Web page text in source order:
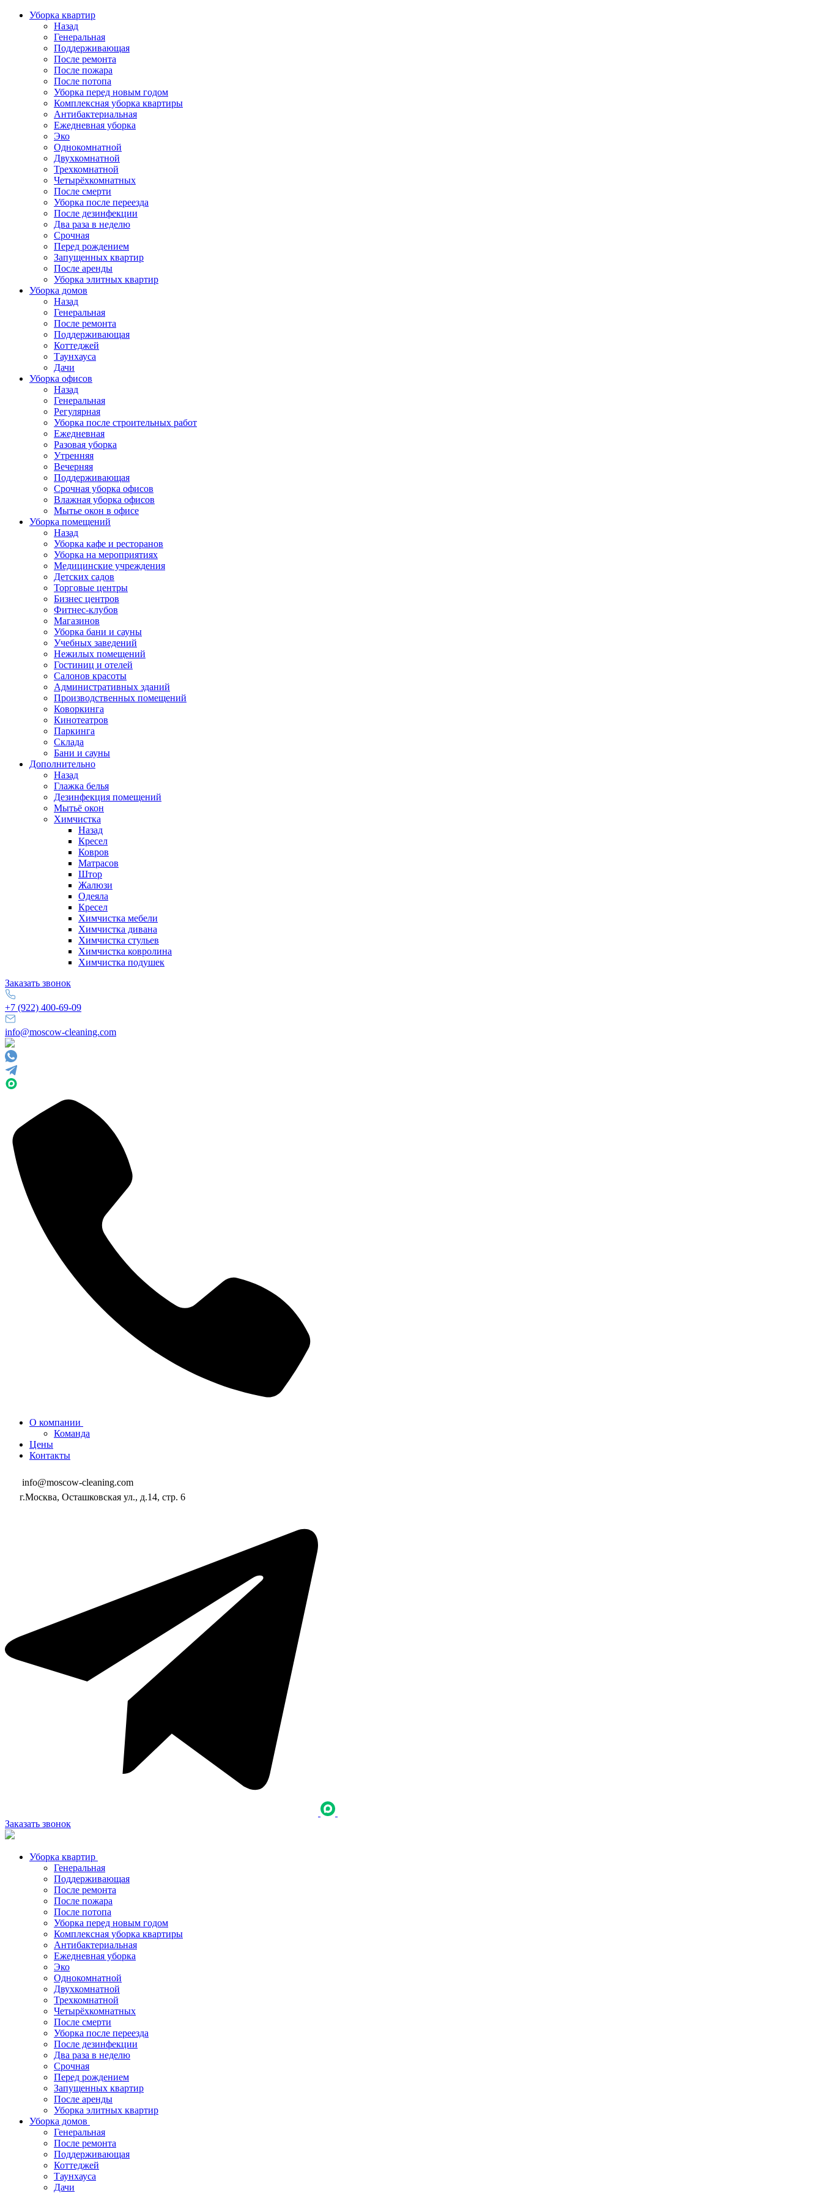
Уборка квартир
Назад
Генеральная
Поддерживающая
После ремонта
После пожара
После потопа
Уборка перед новым годом
Комплексная уборка квартиры
Антибактериальная
Ежедневная уборка
Эко
Однокомнатной
Двухкомнатной
Трехкомнатной
Четырёхкомнатных
После смерти
Уборка после переезда
После дезинфекции
Два раза в неделю
Срочная
Перед рождением
Запущенных квартир
После аренды
Уборка элитных квартир
Уборка домов
Назад
Генеральная
После ремонта
Поддерживающая
Коттеджей
Таунхауса
Дачи
Уборка офисов
Назад
Генеральная
Регулярная
Уборка после строительных работ
Ежедневная
Разовая уборка
Утренняя
Вечерняя
Поддерживающая
Срочная уборка офисов
Влажная уборка офисов
Мытье окон в офисе
Уборка помещений
Назад
Уборка кафе и ресторанов
Уборка на мероприятиях
Медицинские учреждения
Детских садов
Торговые центры
Бизнес центров
Фитнес-клубов
Магазинов
Уборка бани и сауны
Учебных заведений
Нежилых помещений
Гостиниц и отелей
Салонов красоты
Административных зданий
Производственных помещений
Коворкинга
Кинотеатров
Паркинга
Склада
Бани и сауны
Дополнительно
Назад
Глажка белья
Дезинфекция помещений
Мытьё окон
Химчистка
Назад
Кресел
Ковров
Матрасов
Штор
Жалюзи
Одеяла
Кресел
Химчистка мебели
Химчистка дивана
Химчистка стульев
Химчистка ковролина
Химчистка подушек
Заказать звонок
+7 (922) 400-69-09
info@moscow-cleaning.com
О компании
Команда
Цены
Контакты
info@moscow-cleaning.com
г.Москва, Осташковская ул., д.14, стр. 6
Заказать звонок
Уборка квартир
Генеральная
Поддерживающая
После ремонта
После пожара
После потопа
Уборка перед новым годом
Комплексная уборка квартиры
Антибактериальная
Ежедневная уборка
Эко
Однокомнатной
Двухкомнатной
Трехкомнатной
Четырёхкомнатных
После смерти
Уборка после переезда
После дезинфекции
Два раза в неделю
Срочная
Перед рождением
Запущенных квартир
После аренды
Уборка элитных квартир
Уборка домов
Генеральная
После ремонта
Поддерживающая
Коттеджей
Таунхауса
Дачи